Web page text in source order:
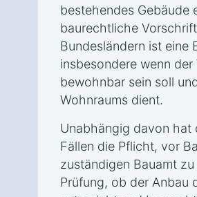
bestehendes Gebäude
baurechtliche
Bundesländern ist eine
insbesondere wenn
bewohnbar sein soll
Wohnraums dient.
Unabhängig davon hat
Fällen die Pflicht, vor
zuständigen Bauamt
Prüfung, ob der Anbau